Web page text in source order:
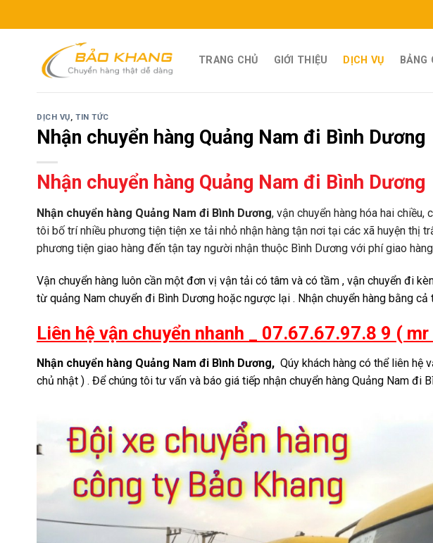
to
BẢO
TRANG CHỦ GIỚI THIỆU DỊCH VỤ BẢNG
DỊCH VỤ,TIN TỨC
Nhận chuyển hàng Quảng Nam đi Bình Dương
Nhận chuyển hàng Quảng Nam đi Bình Dương
Nhận chuyển hàng Quảng Nam đi Bình Dương, vận chuyển hàng hóa hai
tôi bố trí nhiều phương tiện tiện xe tải nhỏ nhận hàng tận nơi tại các xã huyện thị
phương tiện giao hàng đến tận tay người nhận thuộc Bình Dương với phí giao
Vận chuyển hàng luôn cần một đơn vị vận tải có tâm và có tầm , vận chuyển đi
từ quảng Nam chuyển đi Bình Dương hoặc ngược lại . Nhận chuyển hàng bằng cả
Liên hệ vận chuyển nhanh _ 07.67.67.97.8 9 ( mr
Nhận chuyển hàng Quảng Nam đi Bình Dương, Qúy khách hàng có thể liên hệ
chủ nhật ) . Để chúng tôi tư vấn và báo giá tiếp nhận chuyển hàng Quảng Nam đi